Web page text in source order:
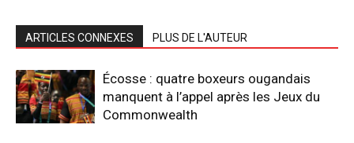
ARTICLES CONNEXES PLUS DE L'AUTEUR
Écosse : quatre boxeurs ougandais
manquent à l’appel après les Jeux du
Commonwealth